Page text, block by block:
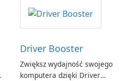
Driver Booster
Zwiększ wydajność swojego
komputera dzięki Driver